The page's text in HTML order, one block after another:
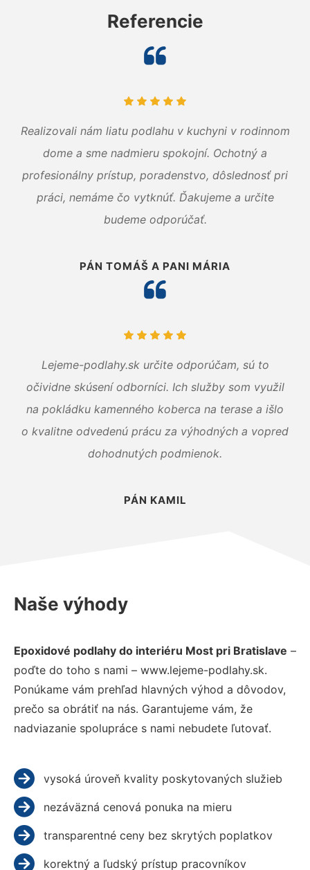
Referencie
Realizovali nám liatu podlahu v kuchyni v rodinnom
dome a sme nadmieru spokojní. Ochotný a
profesionálny prístup, poradenstvo, dôslednosť pri
práci, nemáme čo vytknúť. Ďakujeme a určite
budeme odporúčať.
PÁN TOMÁŠ A PANI MÁRIA
Lejeme-podlahy.sk určite odporúčam, sú to
očividne skúsení odborníci. Ich služby som využil
na pokládku kamenného koberca na terase a išlo
o kvalitne odvedenú prácu za výhodných a vopred
dohodnutých podmienok.
PÁN KAMIL
Naše výhody
Epoxidové podlahy do interiéru Most pri Bratislave –
poďte do toho s nami – www.lejeme-podlahy.sk.
Ponúkame vám prehľad hlavných výhod a dôvodov,
prečo sa obrátiť na nás. Garantujeme vám, že
nadviazanie spolupráce s nami nebudete ľutovať.
vysoká úroveň kvality poskytovaných služieb
nezáväzná cenová ponuka na mieru
transparentné ceny bez skrytých poplatkov
korektný a ľudský prístup pracovníkov